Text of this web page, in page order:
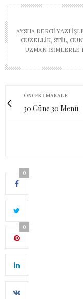
AYSHA DERGI YAZI
GÜZELLIK, STIL,
UZMAN ISIMLERLE
ÖNCEKI MAKALE
30 Güne 30 Menü
0
0